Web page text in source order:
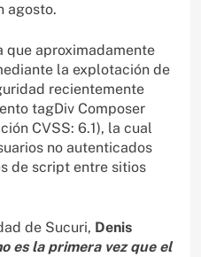
agosto.
que aproximadamente
la explotación de
recientemente
tagDiv Composer
CVSS: 6.1), la cual
no autenticados
de script entre sitios
de Sucuri, Denis
es la primera vez que el